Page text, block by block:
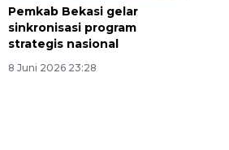
Pemkab Bekasi gelar
sinkronisasi program
strategis nasional
8 Juni 2026 23:28